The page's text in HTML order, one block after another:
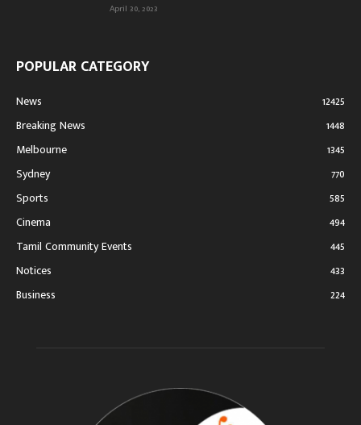
April 30, 2023
POPULAR CATEGORY
News
12425
Breaking News
1448
Melbourne
1345
Sydney
770
Sports
585
Cinema
494
Tamil Community Events
445
Notices
433
Business
224